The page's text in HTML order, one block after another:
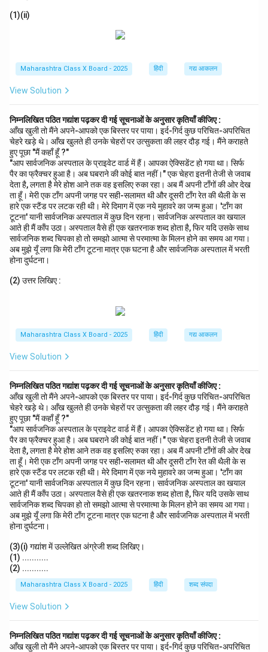
(1)(ii)
Maharashtra Class X Board - 2025 हिंदी गद्य आकलन
View Solution
निम्नलिखित पठित गद्यांश पढ़कर दी गई सूचनाओं के अनुसार कृतियाँ कीजिए :
आँख खुली तो मैंने अपने-आपको एक बिस्तर पर पाया। इर्द-गिर्द कुछ परिचित-अपरिचित
चेहरे खड़े थे। आँख खुलते ही उनके चेहरों पर उत्सुकता की लहर दौड़ गई। मैंने कराहते
हुए पूछा "मैं कहाँ हूँ ?"
"आप सार्वजनिक अस्पताल के प्राइवेट वार्ड में हैं। आपका ऐक्सिडेंट हो गया था। सिर्फ
पैर का फ्रैक्चर हुआ है। अब घबराने की कोई बात नहीं।" एक चेहरा इतनी तेजी से जवाब
देता है, लगता है मेरे होश आने तक वह इसलिए रुका रहा। अब मैं अपनी टाँगों की ओर देख
ता हूँ। मेरी एक टाँग अपनी जगह पर सही-सलामत थी और दूसरी टाँग रेत की थैली के स
हारे एक स्टैंड पर लटक रही थी। मेरे दिमाग में एक नये मुहावरे का जन्म हुआ। 'टाँग का
टूटना' यानी सार्वजनिक अस्पताल में कुछ दिन रहना। सार्वजनिक अस्पताल का खयाल
आते ही मैं काँप उठा। अस्पताल वैसे ही एक खतरनाक शब्द होता है, फिर यदि उसके साथ
सार्वजनिक शब्द चिपका हो तो समझो आत्मा से परमात्मा के मिलन होने का समय आ गया।
अब मुझे यूँ लगा कि मेरी टाँग टूटना मात्र एक घटना है और सार्वजनिक अस्पताल में भरती
होना दुर्घटना।
(2) उत्तर लिखिए :
Maharashtra Class X Board - 2025 हिंदी गद्य आकलन
View Solution
निम्नलिखित पठित गद्यांश पढ़कर दी गई सूचनाओं के अनुसार कृतियाँ कीजिए :
आँख खुली तो मैंने अपने-आपको एक बिस्तर पर पाया। इर्द-गिर्द कुछ परिचित-अपरिचित
चेहरे खड़े थे। आँख खुलते ही उनके चेहरों पर उत्सुकता की लहर दौड़ गई। मैंने कराहते
हुए पूछा "मैं कहाँ हूँ ?"
"आप सार्वजनिक अस्पताल के प्राइवेट वार्ड में हैं। आपका ऐक्सिडेंट हो गया था। सिर्फ
पैर का फ्रैक्चर हुआ है। अब घबराने की कोई बात नहीं।" एक चेहरा इतनी तेजी से जवाब
देता है, लगता है मेरे होश आने तक वह इसलिए रुका रहा। अब मैं अपनी टाँगों की ओर देख
ता हूँ। मेरी एक टाँग अपनी जगह पर सही-सलामत थी और दूसरी टाँग रेत की थैली के स
हारे एक स्टैंड पर लटक रही थी। मेरे दिमाग में एक नये मुहावरे का जन्म हुआ। 'टाँग का
टूटना' यानी सार्वजनिक अस्पताल में कुछ दिन रहना। सार्वजनिक अस्पताल का खयाल
आते ही मैं काँप उठा। अस्पताल वैसे ही एक खतरनाक शब्द होता है, फिर यदि उसके साथ
सार्वजनिक शब्द चिपका हो तो समझो आत्मा से परमात्मा के मिलन होने का समय आ गया।
अब मुझे यूँ लगा कि मेरी टाँग टूटना मात्र एक घटना है और सार्वजनिक अस्पताल में भरती
होना दुर्घटना।
(3)(i) गद्यांश में उल्लेखित अंग्रेजी शब्द लिखिए।
(1) ...........
(2) ...........
Maharashtra Class X Board - 2025 हिंदी शब्द संपदा
View Solution
निम्नलिखित पठित गद्यांश पढ़कर दी गई सूचनाओं के अनुसार कृतियाँ कीजिए :
आँख खुली तो मैंने अपने-आपको एक बिस्तर पर पाया। इर्द-गिर्द कुछ परिचित-अपरिचित